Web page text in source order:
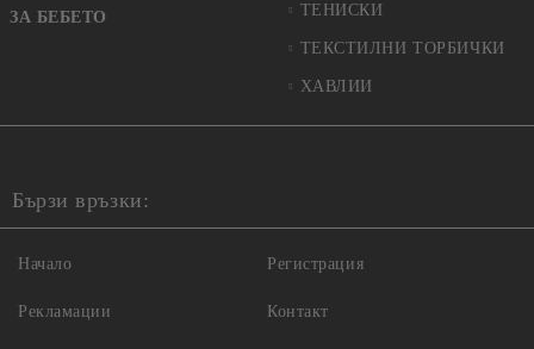
ЗА БЕБЕТО
ТЕНИСКИ
ТЕКСТИЛНИ ТОРБИЧКИ
ХАВЛИИ
Бързи връзки:
Начало
Рекламации
Регистрация
Контакт